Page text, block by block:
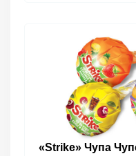
«Strike» Чупа